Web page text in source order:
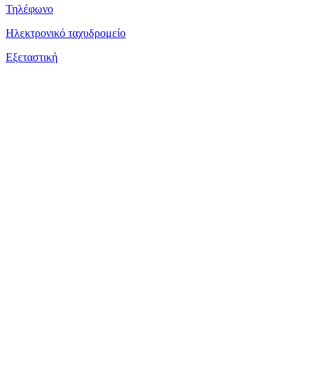
Τηλέφωνο
Ηλεκτρονικό ταχυδρομείο
Εξεταστική